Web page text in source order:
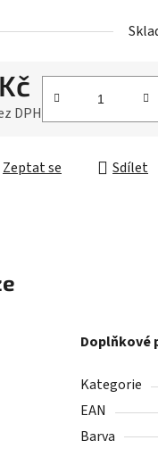
DPH
Zeptat se Sdílet
Doplňkové
Kategorie
EAN
Barva